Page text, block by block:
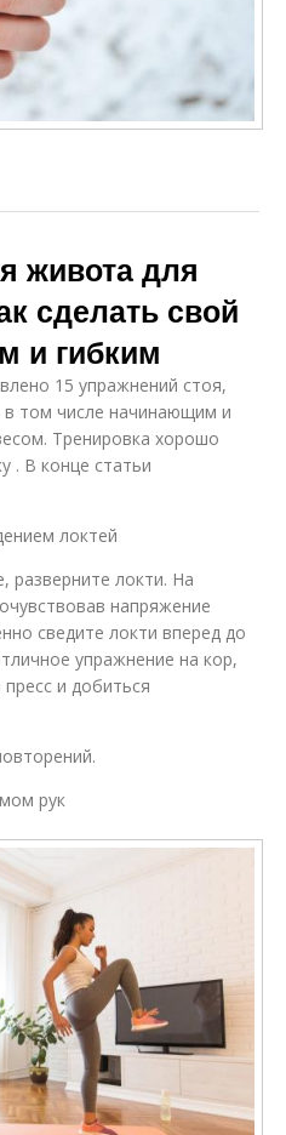
живота для
сделать свой
и гибким
15 упражнений стоя,
том числе начинающим и
Тренировка хорошо
. В конце статьи
локтей
разверните локти. На
напряжение
сведите локти вперед до
упражнение на кор,
и добиться
рук